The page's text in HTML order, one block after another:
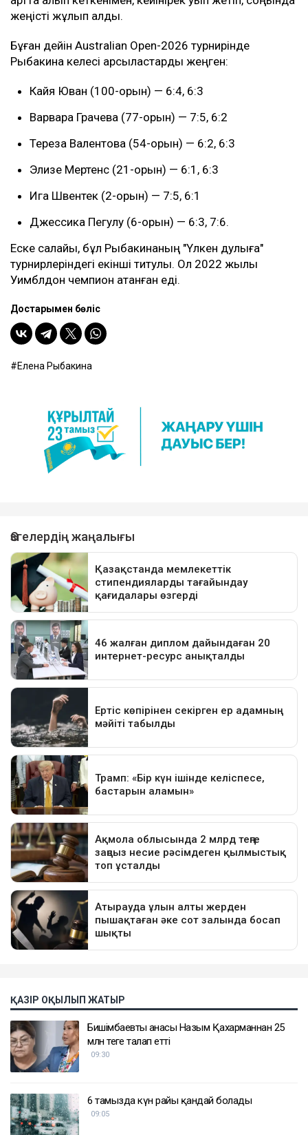
жеңісті жұлып алды.
Бұған дейін Australian Open-2026 турнирінде
Рыбакина келесі қарсыластарды жеңген:
Кайя Юван (100-орын) — 6:4, 6:3
Варвара Грачева (77-орын) — 7:5, 6:2
Тереза Валентова (54-орын) — 6:2, 6:3
Элизе Мертенс (21-орын) — 6:1, 6:3
Ига Швентек (2-орын) — 7:5, 6:1
Джессика Пегулу (6-орын) — 6:3, 7:6.
Еске салайық, бұл Рыбакинаның "Үлкен дулыға"
турнирлеріндегі екінші титулы. Ол 2022 жылы
Уимблдон чемпион атанған еді.
Достарыңмен бөліс
Елена Рыбакина
ҚАЗІР ОҚЫЛЫП ЖАТЫР
Бишімбаевтың анасы Назым Қахарманнан 25
млн теңге талап етті
09:30
6 тамызда күн райы қандай болады
09:05